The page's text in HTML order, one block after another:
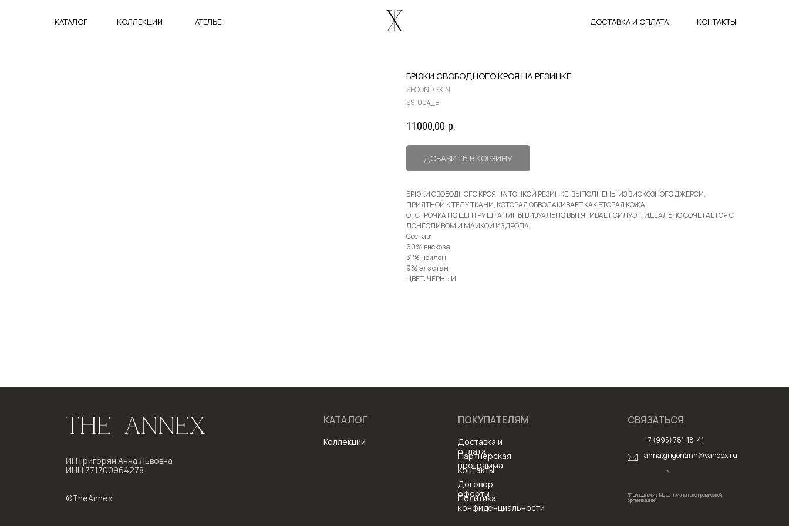
АТЕЛЬЕ ДОСТАВКА И ОПЛАТА КОНТАКТЫ
КОЛЛЕКЦИИ
КАТАЛОГ
БРЮКИ СВОБОДНОГО КРОЯ НА РЕЗИНКЕ
SECOND SKIN
SS-004_B
11000,00 р.
ДОБАВИТЬ В КОРЗИНУ
БРЮКИ СВОБОДНОГО КРОЯ НА ТОНКОЙ РЕЗИНКЕ. ВЫПОЛНЕНЫ ИЗ ВИСКОЗНОГО ДЖЕРСИ,
ПРИЯТНОЙ К ТЕЛУ ТКАНИ, КОТОРАЯ ОБВОЛАКИВАЕТ КАК ВТОРАЯ КОЖА.
ОТСТРОЧКА ПО ЦЕНТРУ ШТАНИНЫ ВИЗУАЛЬНО ВЫТЯГИВАЕТ СИЛУЭТ. ИДЕАЛЬНО СОЧЕТАЕТСЯ С
ЛОНГСЛИВОМ И МАЙКОЙ ИЗ ДРОПА.
Состав:
60% вискоза
31% нейлон
9% эластан
ЦВЕТ: ЧЕРНЫЙ
ИП Григорян Анна Львовна
ИНН 771700964278
©TheAnnex
ПОКУПАТЕЛЯМ СВЯЗАТЬСЯ
КАТАЛОГ
Доставка и
оплата
Партнерская
программа
Коллекции
Контакты
Договор
оферты
Политика
конфиденциальности
+7 (995) 781-18-41
*
anna.grigoriann@yandex.ru
*Принадлежит Meta, признан экстремисской
организацией